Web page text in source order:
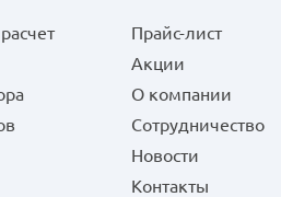
Прайс-лист
Акции
О компании
Сотрудничество
Новости
Контакты